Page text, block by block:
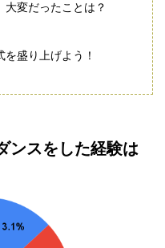
大変だったことは？
盛り上げよう！
ンスをした経験は